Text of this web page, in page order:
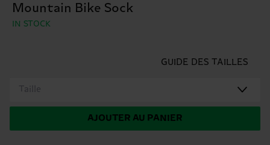
Mountain Bike Sock
IN STOCK
GUIDE DES TAILLES
Taille
AJOUTER AU PANIER